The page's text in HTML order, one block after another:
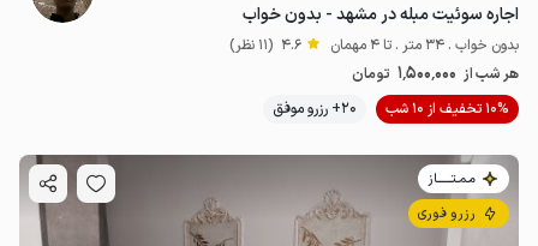
اجاره سوئیت مبله در مشهد - بدون خواب
بدون خواب . 34 متر . تا 4 مهمان 4.6 (11 نظر)
هر شب از 1٬500٬000 تومان
10% تخفیف از 10 شب
20+ رزرو موفق
مـمـتــــــاز
رزرو فوری